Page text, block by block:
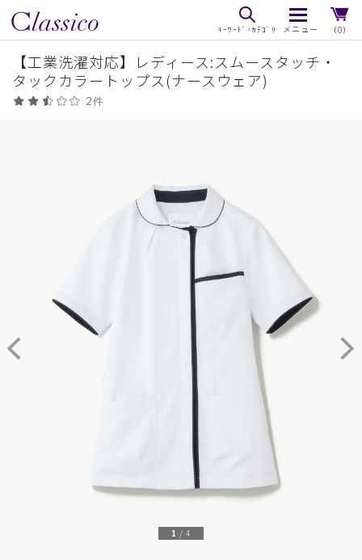
（0）
【工業洗濯対応】レディース:スムースタッチ・
タックカラートップス(ナースウェア)
2件
1 / 4